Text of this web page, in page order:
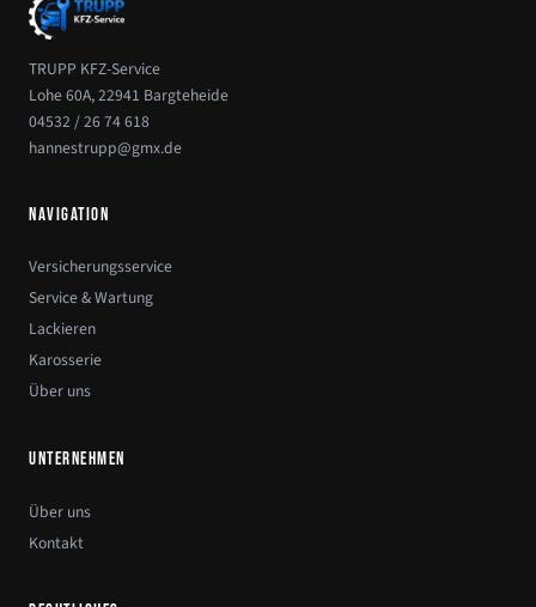
TRUPP KFZ-Service
Lohe 60A, 22941 Bargteheide
04532 / 26 74 618
hannestrupp@gmx.de
NAVIGATION
Versicherungsservice
Service & Wartung
Lackieren
Karosserie
Über uns
UNTERNEHMEN
Über uns
Kontakt